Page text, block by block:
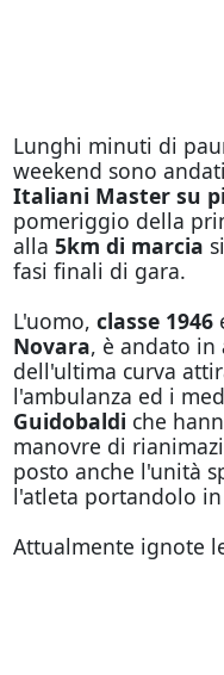
Lunghi minuti di
weekend sono
Italiani Master su
pomeriggio della
alla 5km di marcia
fasi finali di gara.
L'uomo, classe 1946
Novara, è andato in
dell'ultima curva
l'ambulanza ed i
Guidobaldi che
manovre di
posto anche l'unità
l'atleta portandolo
Attualmente ignote